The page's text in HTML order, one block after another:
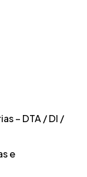
– DTA / DI /
e